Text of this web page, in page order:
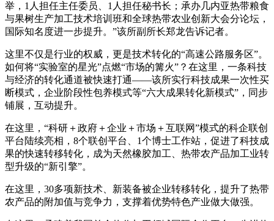
举，1人担任主任委员、1人担任秘书长；承办几内亚热带粮食
与果树生产加工技术培训班和全球热带农业创新大会分论坛，
国际知名度进一步提升。”该所副所长郑龙告诉记者。
这里不仅是行业的权威，更是技术转化的“高速公路服务区”。
如何将“实验室的星光”点燃“市场的篝火”？在这里，一条科技
与经济的转化通道被快速打通——该所实行科技成果一次性买
断模式，企业阶段性包养模式等“六大成果转化新模式”，同步
铺展，互动提升。
在这里，“科研＋政府＋企业＋市场＋互联网”模式的科企联创
平台陆续亮相，8个联创平台、1个博士工作站，促进了科技成
果的快速转移转化，成为天然橡胶加工、热带农产品加工业转
型升级的“新引擎”。
在这里，30多项新技术、新装备被企业转移转化，提升了热带
农产品的附加值与竞争力，支撑着优势特色产业做大做强。